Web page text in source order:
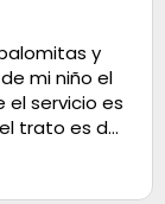
y
mi niño el
el servicio es
trato es de